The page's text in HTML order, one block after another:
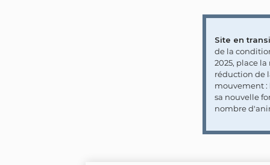
Site en
de la
2025, place
réduction de
mouvement :
sa nouvelle
nombre